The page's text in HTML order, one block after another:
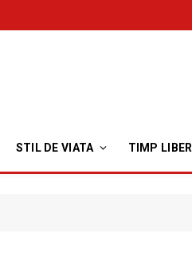
STIL DE VIATA TIMP LIBER